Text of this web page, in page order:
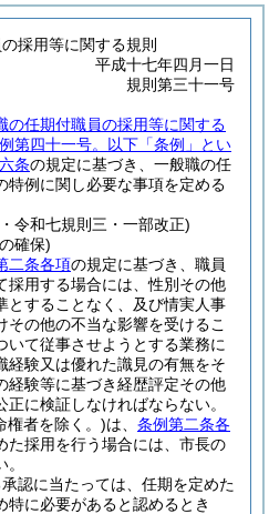
採用等に関する規則
平成十七年四月一日
規則第三十一号
の任期付職員の採用等に関する
第四十一号。以下「条例」とい
条の規定に基づき、一般職の任
特例に関し必要な事項を定める
令和七規則三・一部改正)
確保)
二条各項の規定に基づき、職員
採用する場合には、性別その他
とすることなく、及び情実人事
その他の不当な影響を受けるこ
いて従事させようとする業務に
経験又は優れた識見の有無をそ
経験等に基づき経歴評定その他
に検証しなければならない。
権者を除く。)は、 条例第二条各
た採用を行う場合には、市長の
認に当たっては、任期を定めた
特に必要があると認めるとき